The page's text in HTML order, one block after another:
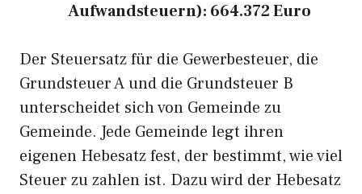
Aufwandsteuern): 664.372 Euro
Der Steuersatz für die Gewerbesteuer, die
Grundsteuer A und die Grundsteuer B
unterscheidet sich von Gemeinde zu
Gemeinde. Jede Gemeinde legt ihren
eigenen Hebesatz fest, der bestimmt, wie viel
Steuer zu zahlen ist. Dazu wird der Hebesatz